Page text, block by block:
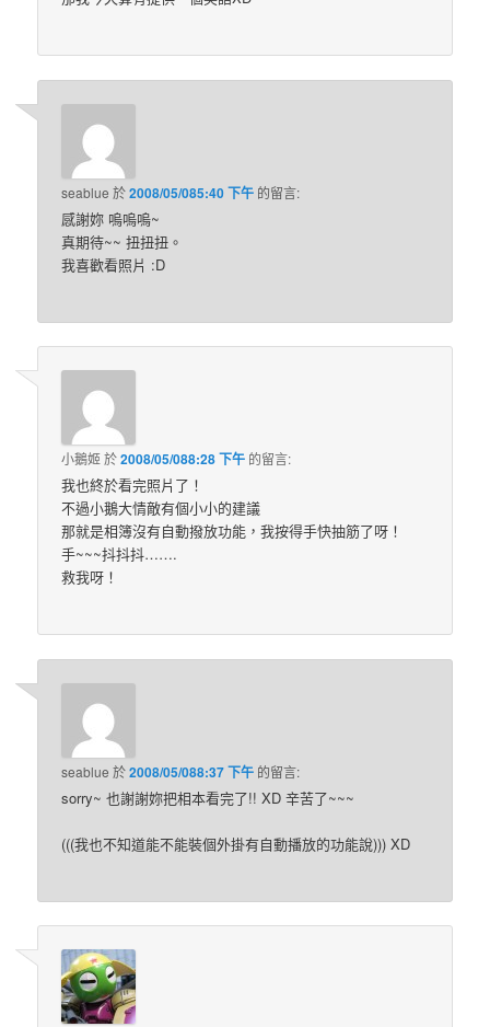
seablue 於2008/05/085:40 下午 的留言:
感謝妳 嗚嗚嗚~
真期待~~ 扭扭扭。
我喜歡看照片 :D
小鵝姬於2008/05/088:28 下午 的留言:
我也終於看完照片了！
不過小鵝大情敵有個小小的建議
那就是相簿沒有自動撥放功能，我按得手快抽筋了呀！
手~~~抖抖抖…….
救我呀！
seablue 於2008/05/088:37 下午 的留言:
sorry~ 也謝謝妳把相本看完了!! XD 辛苦了~~~
(((我也不知道能不能裝個外掛有自動播放的功能說))) XD